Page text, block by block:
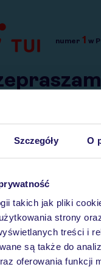
Szczegóły O
takich jak pliki
strony
treści i
są także do
oferowania funkcji
numer 1 w
nasz serwis na krótkie